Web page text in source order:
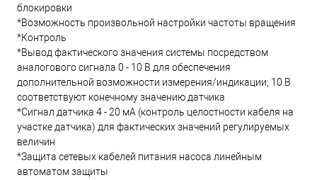
блокировки
*Возможность произвольной настройки частоты вращения
*Контроль
*Вывод фактического значения системы посредством
аналогового сигнала 0 - 10 В для обеспечения
дополнительной возможности измерения/индикации; 10 В
соответствуют конечному значению датчика
*Сигнал датчика 4 - 20 мА (контроль целостности кабеля на
участке датчика) для фактических значений регулируемых
величин
*Защита сетевых кабелей питания насоса линейным
автоматом защиты